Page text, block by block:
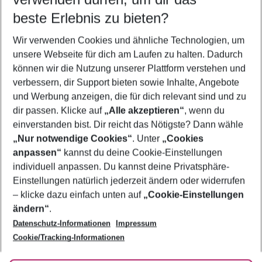
5-8 Nächte
2 Erwachsene Keine Kinder
Mehr Filter anzeigen
Footer
Footer navigation
Über uns
AGB
Bestpreisgarantie
Cookie-Einstellungen ändern
Cookie-Richtlinie
Agenturbetreuung
Barrierefreies Reisen
Folge uns
beste Erlebnis zu bieten?
Wir verwenden Cookies und ähnliche Technologien, um
unsere Webseite für dich am Laufen zu halten. Dadurch
können wir die Nutzung unserer Plattform verstehen und
verbessern, dir Support bieten sowie Inhalte, Angebote
und Werbung anzeigen, die für dich relevant sind und zu
dir passen. Klicke auf „Alle akzeptieren“, wenn du
einverstanden bist. Dir reicht das Nötigste? Dann wähle
„Nur notwendige Cookies“. Unter „Cookies
anpassen“ kannst du deine Cookie-Einstellungen
individuell anpassen. Du kannst deine Privatsphäre-
Einstellungen natürlich jederzeit ändern oder widerrufen
– klicke dazu einfach unten auf „Cookie-Einstellungen
ändern“.
Datenschutz-Informationen
Impressum
Cookie/Tracking-Informationen